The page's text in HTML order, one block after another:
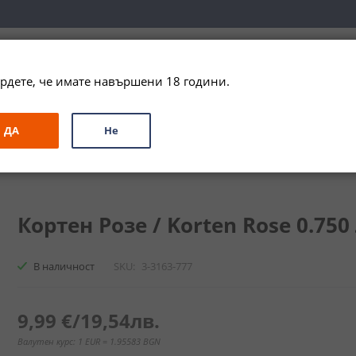
ЗА ПОДАРЪК ПРОМО СПЕЦИАЛНИ ПРЕДЛОЖЕНИЯ
Кортен Розе / Korten Rose 0.750
В наличност SKU 3-3163-777
9,99 €/19,54лв.
Валутен курс: 1 EUR = 1.95583 BGN
че имате навършени 18 години.
ДА Не